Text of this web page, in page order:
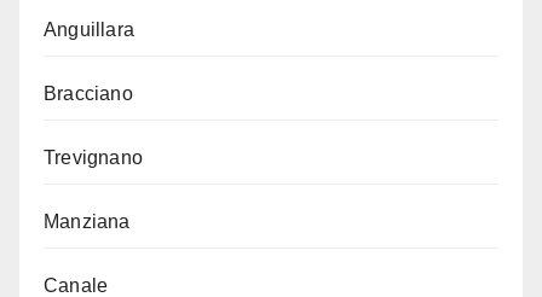
Anguillara
Bracciano
Trevignano
Manziana
Canale